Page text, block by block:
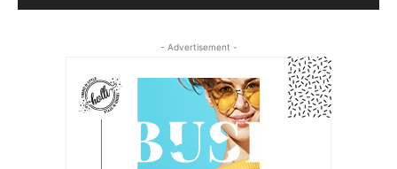
- Advertisement -